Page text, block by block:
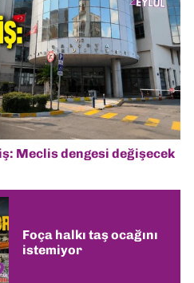
Meclis dengesi değişecek
Foça halkı taş ocağını
istemiyor